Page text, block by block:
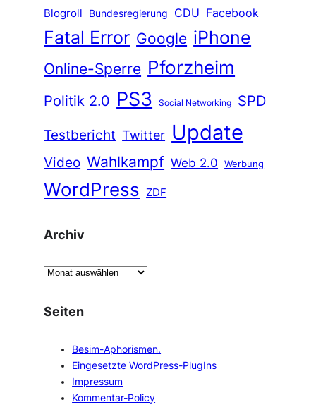
Blogroll Bundesregierung CDU Facebook
Fatal Error Google iPhone
Online-Sperre Pforzheim
Politik 2.0 PS3 Social Networking
SPD
Testbericht Twitter Update
Video Wahlkampf Web 2.0 Werbung
WordPress ZDF
Archiv
A
c
h
Seiten
Besim-Aphorismen.
Eingesetzte WordPress-PlugIns
Impressum
Kommentar-Policy